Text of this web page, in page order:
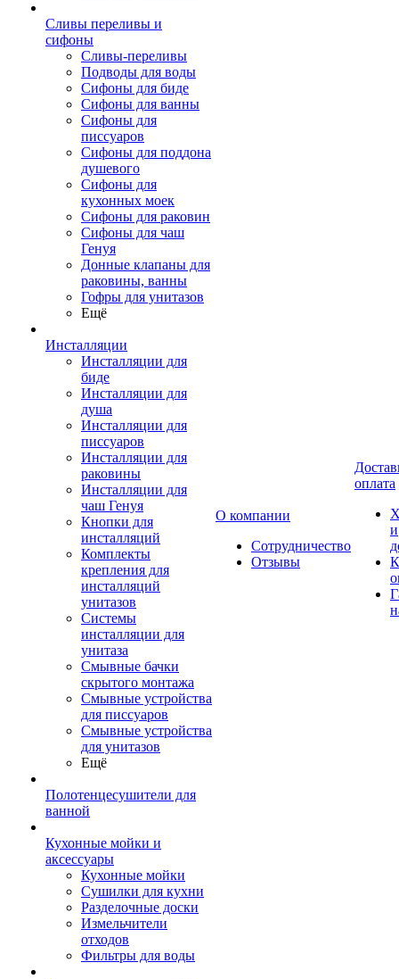
Сливы переливы и
сифоны
Сливы-переливы
Подводы для воды
Сифоны для биде
Сифоны для ванны
Сифоны для
писсуаров
Сифоны для поддона
душевого
Сифоны для
кухонных моек
Сифоны для раковин
Сифоны для чаш
Генуя
Донные клапаны для
раковины, ванны
Гофры для унитазов
Ещё
Инсталляции
Инсталляции для
биде
Инсталляции для
душа
Инсталляции для
писсуаров
Инсталляции для
раковины
Инсталляции для
чаш Генуя
Кнопки для
инсталляций
Комплекты
крепления для
инсталляций
унитазов
Системы
инсталляции для
унитаза
Смывные бачки
скрытого монтажа
Смывные устройства
для писсуаров
Смывные устройства
для унитазов
Ещё
Полотенцесушители для
ванной
Кухонные мойки и
аксессуары
Кухонные мойки
Сушилки для кухни
Разделочные доски
Измельчители
отходов
Фильтры для воды
О компании
Сотрудничество
Отзывы
оплата
и